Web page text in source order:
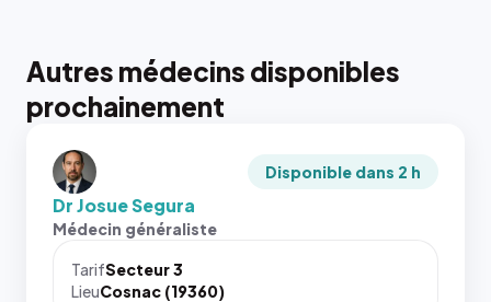
Autres médecins disponibles
prochainement
Disponible dans 2 h
Dr Josue Segura
Médecin généraliste
TarifSecteur 3
LieuCosnac (19360)